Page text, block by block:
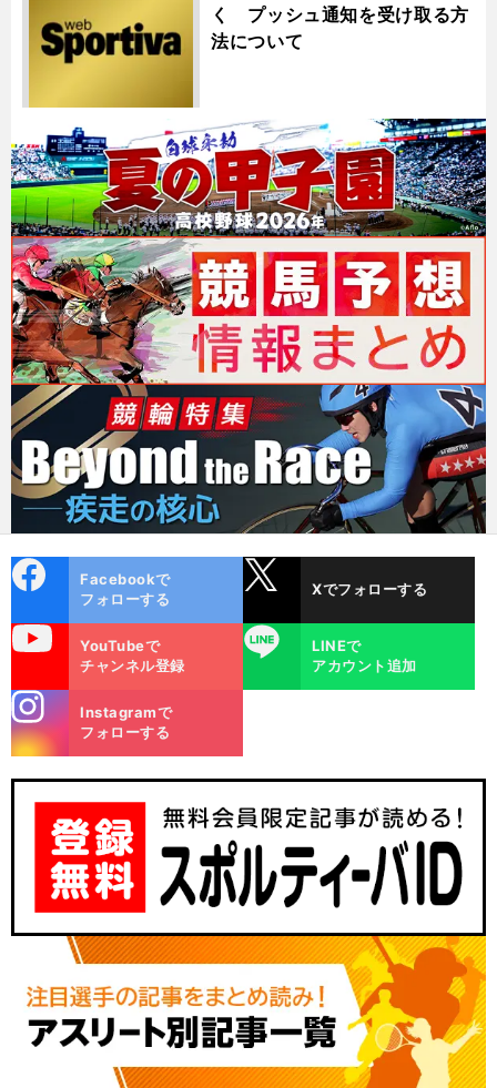
く プッシュ通知を受け取る方
法について
ok
Facebookで
フォローする
Xでフォローする
YouTubeで
チャンネル登録
LINE
LINEで
アカウント追加
m
Instagramで
フォローする